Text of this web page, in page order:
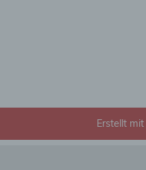
Erstellt mit